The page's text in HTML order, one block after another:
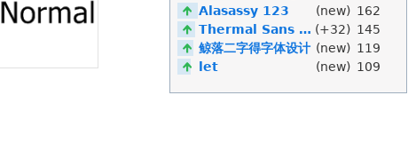
Alasassy 123
(new) 162
Thermal Sans Mono (+32) 145
鲸落二字得字体设计 (new) 119
let
(new) 109